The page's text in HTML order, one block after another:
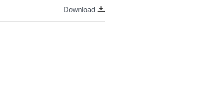
Download